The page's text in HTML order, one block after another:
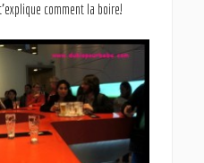
comment la boire!